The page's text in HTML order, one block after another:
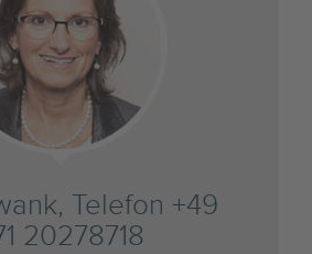
Telefon +49
20278718